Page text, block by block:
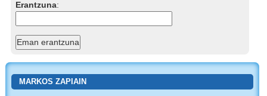
Erantzuna:
MARKOS ZAPIAIN